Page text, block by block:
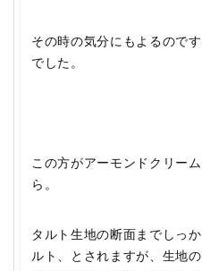
その時の気分にもよるので
でした。
この方がアーモンドクリー
ら。
タルト生地の断面までしっ
ルト、とされますが、生地